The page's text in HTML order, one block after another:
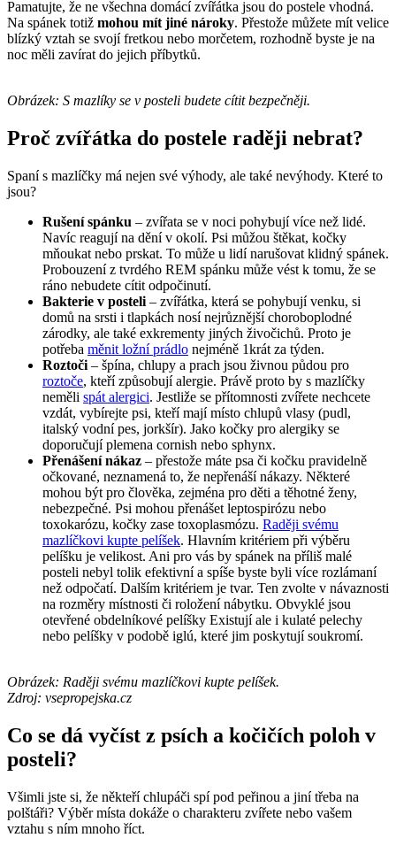
Pamatujte, že ne všechna domácí zvířátka jsou do postele vhodná.
Na spánek totiž mohou mít jiné nároky. Přestože můžete mít velice
blízký vztah se svojí fretkou nebo morčetem, rozhodně byste je na
noc měli zavírat do jejich příbytků.
Obrázek: S mazlíky se v posteli budete cítit bezpečněji.
Proč zvířátka do postele raději nebrat?
Spaní s mazlíčky má nejen své výhody, ale také nevýhody. Které to
jsou?
Rušení spánku – zvířata se v noci pohybují více než lidé.
Navíc reagují na dění v okolí. Psi můžou štěkat, kočky
mňoukat nebo prskat. To může u lidí narušovat klidný spánek.
Probouzení z tvrdého REM spánku může vést k tomu, že se
ráno nebudete cítit odpočinutí.
Bakterie v posteli – zvířátka, která se pohybují venku, si
domů na srsti i tlapkách nosí nejrůznější choroboplodné
zárodky, ale také exkrementy jiných živočichů. Proto je
potřeba měnit ložní prádlo nejméně 1krát za týden.
Roztoči – špína, chlupy a prach jsou živnou půdou pro
roztoče, kteří způsobují alergie. Právě proto by s mazlíčky
neměli spát alergici. Jestliže se přítomnosti zvířete nechcete
vzdát, vybírejte psi, kteří mají místo chlupů vlasy (pudl,
italský vodní pes, jorkšír). Jako kočky pro alergiky se
doporučují plemena cornish nebo sphynx.
Přenášení nákaz – přestože máte psa či kočku pravidelně
očkované, neznamená to, že nepřenáší nákazy. Některé
mohou být pro člověka, zejména pro děti a těhotné ženy,
nebezpečné. Psi mohou přenášet leptospirózu nebo
toxokarózu, kočky zase toxoplasmózu. Raději svému
mazlíčkovi kupte pelíšek. Hlavním kritériem při výběru
pelíšku je velikost. Ani pro vás by spánek na příliš malé
posteli nebyl tolik efektivní a spíše byste byli více rozlámaní
než odpočatí. Dalším kritériem je tvar. Ten zvolte v návaznosti
na rozměry místnosti či roložení nábytku. Obvyklé jsou
otevřené obdelníkové pelíšky Existují ale i kulaté pelechy
nebo pelíšky v podobě iglú, které jim poskytují soukromí.
Obrázek: Raději svému mazlíčkovi kupte pelíšek.
Zdroj: vsepropejska.cz
Co se dá vyčíst z psích a kočičích poloh v
posteli?
Všimli jste si, že někteří chlupáči spí pod peřinou a jiní třeba na
polštáři? Výběr místa dokáže o charakteru zvířete nebo vašem
vztahu s ním mnoho říct.